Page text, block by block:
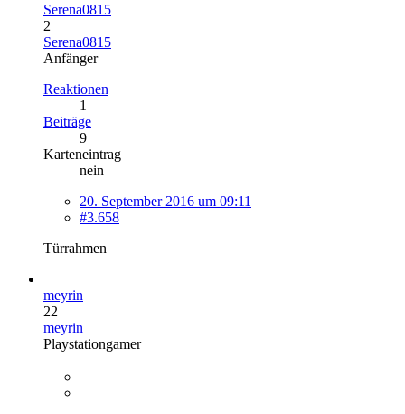
Serena0815
2
Serena0815
Anfänger
Reaktionen
1
Beiträge
9
Karteneintrag
nein
20. September 2016 um 09:11
#3.658
Türrahmen
meyrin
22
meyrin
Playstationgamer